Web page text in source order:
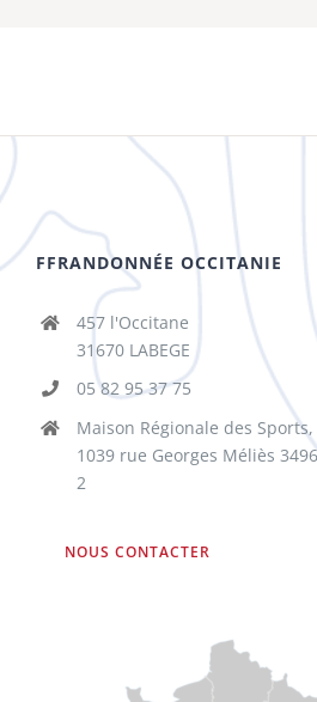
FFRANDONNÉE OCCITANIE
457 l'Occitane
31670 LABEGE
05 82 95 37 75
Maison Régionale des Sports,
1039 rue Georges Méliès
2
NOUS CONTACTER